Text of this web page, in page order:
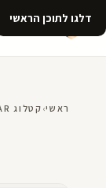
דלגו לתוכן הראשי
קטלוג
ראשי› קטלוג 3D AR